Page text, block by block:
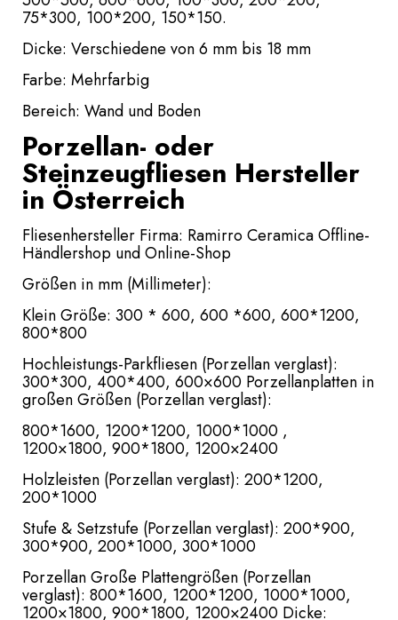
75*300, 100*200, 150*150.
Dicke: Verschiedene von 6 mm bis 18 mm
Farbe: Mehrfarbig
Bereich: Wand und Boden
Porzellan- oder
Steinzeugfliesen Hersteller
in Österreich
Fliesenhersteller Firma: Ramirro Ceramica Offline-
Händlershop und Online-Shop
Größen in mm (Millimeter):
Klein Größe: 300 * 600, 600 *600, 600*1200,
800*800
Hochleistungs-Parkfliesen (Porzellan verglast):
300*300, 400*400, 600×600 Porzellanplatten in
großen Größen (Porzellan verglast):
800*1600, 1200*1200, 1000*1000 ,
1200×1800, 900*1800, 1200×2400
Holzleisten (Porzellan verglast): 200*1200,
200*1000
Stufe & Setzstufe (Porzellan verglast): 200*900,
300*900, 200*1000, 300*1000
Porzellan Große Plattengrößen (Porzellan
verglast): 800*1600, 1200*1200, 1000*1000,
1200×1800, 900*1800, 1200×2400 Dicke: